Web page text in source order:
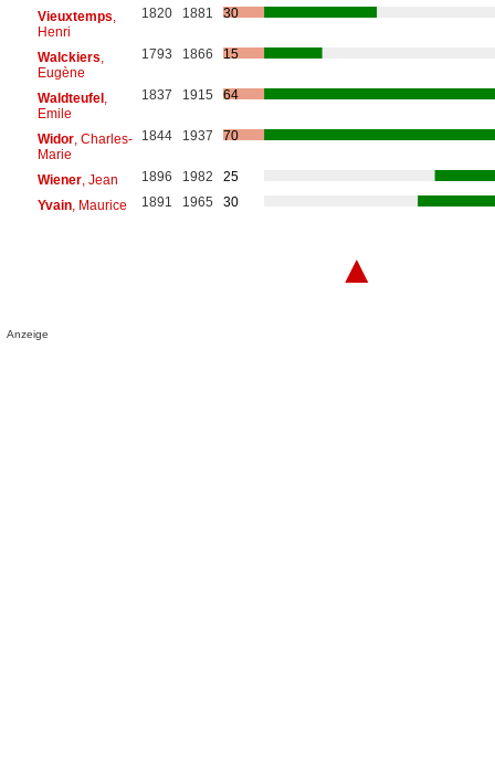
Vieuxtemps
Henri
1820 1881 30
Walckiers
Eugène
1793 1866 15
Waldteufel,
Emile
1837 1915 64
Widor, Charles-
Marie
1844 1937 70
Wiener, Jean 1896 1982
25
Yvain, Maurice 1891 1965 30
▲
Anzeige